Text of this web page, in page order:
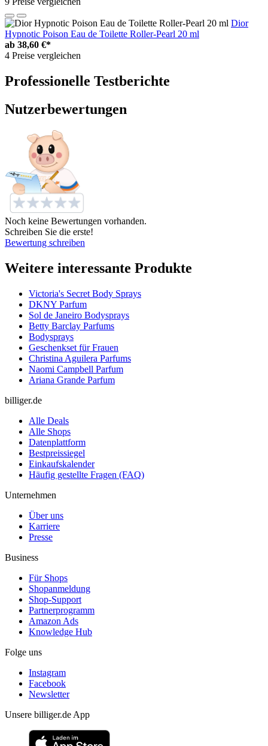
Dior
Hypnotic Poison Eau de Toilette Roller-Pearl 20 ml
ab 38,60 €*
4 Preise vergleichen
Professionelle Testberichte
Nutzerbewertungen
Noch keine Bewertungen vorhanden.
Schreiben Sie die erste!
Bewertung schreiben
Weitere interessante Produkte
Victoria's Secret Body Sprays
DKNY Parfum
Sol de Janeiro Bodysprays
Betty Barclay Parfums
Bodysprays
Geschenkset für Frauen
Christina Aguilera Parfums
Naomi Campbell Parfum
Ariana Grande Parfum
billiger.de
Alle Deals
Alle Shops
Datenplattform
Bestpreissiegel
Einkaufskalender
Häufig gestellte Fragen (FAQ)
Unternehmen
Über uns
Karriere
Presse
Business
Für Shops
Shopanmeldung
Shop-Support
Partnerprogramm
Amazon Ads
Knowledge Hub
Folge uns
Instagram
Facebook
Newsletter
Unsere billiger.de App